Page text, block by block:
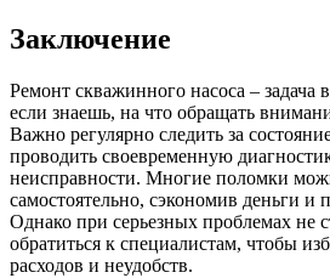
Заключение
Ремонт скважинного насоса – задача
если знаешь, на что обращать
Важно регулярно следить за
проводить своевременную
неисправности. Многие поломки
самостоятельно, сэкономив деньги и
Однако при серьезных проблемах не
обратиться к специалистам, чтобы
расходов и неудобств.